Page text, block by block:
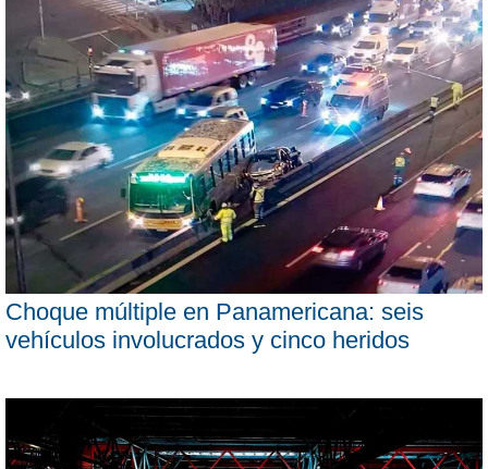
Choque múltiple en Panamericana: seis
vehículos involucrados y cinco heridos